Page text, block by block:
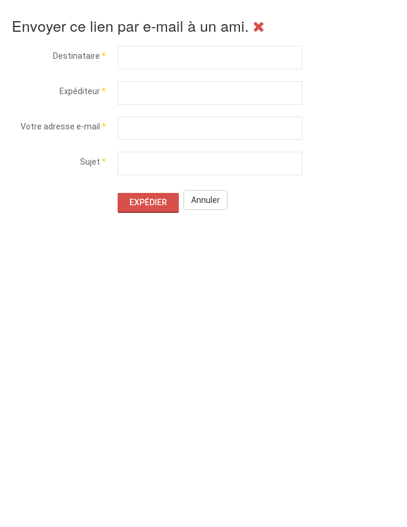
Envoyer ce lien par e-mail à un ami.
Destinataire *
Expéditeur*
Votre adresse e-mail *
Sujet *
EXPÉDIER Annuler